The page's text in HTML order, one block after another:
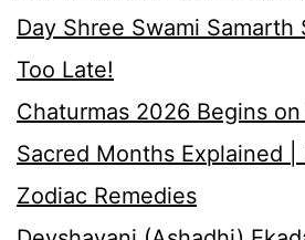
Day Shree Swami Samarth
Too Late!
Chaturmas 2026 Begins
Sacred Months Explained |
Zodiac Remedies